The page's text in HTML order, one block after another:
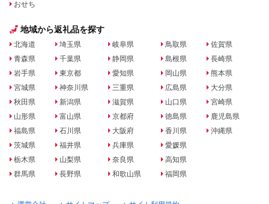
おせち
地域から返礼品を探す
北海道
青森県
岩手県
宮城県
秋田県
山形県
福島県
茨城県
栃木県
群馬県
埼玉県
千葉県
東京都
神奈川県
新潟県
富山県
石川県
福井県
山梨県
長野県
岐阜県
静岡県
愛知県
三重県
滋賀県
京都府
大阪府
兵庫県
奈良県
和歌山県
鳥取県
島根県
岡山県
広島県
山口県
徳島県
香川県
愛媛県
高知県
福岡県
佐賀県
長崎県
熊本県
大分県
宮崎県
鹿児島県
沖縄県